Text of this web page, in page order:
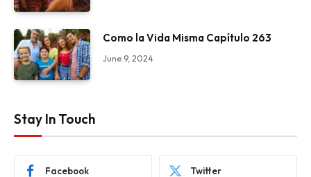
Como la Vida Misma Capítulo 263
June 9, 2024
Stay In Touch
Facebook Twitter